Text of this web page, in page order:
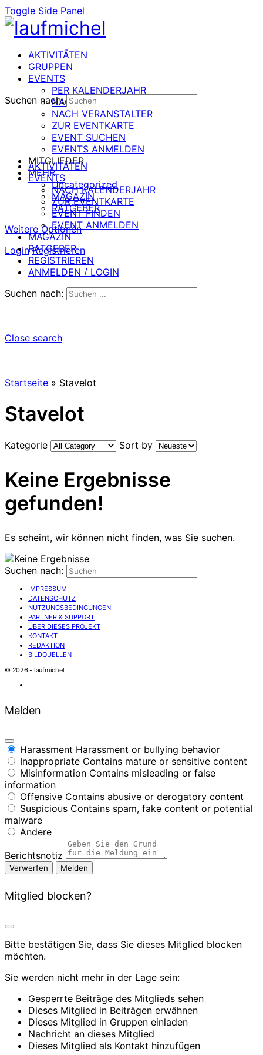
Toggle Side Panel
AKTIVITÄTEN
GRUPPEN
EVENTS
PER KALENDERJAHR
NACH DATUM
NACH VERANSTALTER
ZUR EVENTKARTE
EVENT SUCHEN
EVENTS ANMELDEN
MITGLIEDER
MEHR
Uncategorized
MAGAZIN
RATGEBER
Weitere Optionen
Login Registrieren
Suchen nach:
AKTIVITÄTEN
EVENTS
NACH KALENDERJAHR
ZUR EVENTKARTE
EVENT FINDEN
EVENT ANMELDEN
MAGAZIN
RATGEBER
REGISTRIEREN
ANMELDEN / LOGIN
Suchen nach:
Close search
Startseite » Stavelot
Stavelot
Kategorie Sort by
Keine Ergebnisse
gefunden!
Es scheint, wir können nicht finden, was Sie suchen.
Suchen nach:
IMPRESSUM
DATENSCHUTZ
NUTZUNGSBEDINGUNGEN
PARTNER & SUPPORT
ÜBER DIESES PROJEKT
KONTAKT
REDAKTION
BILDQUELLEN
© 2026 - laufmichel
Melden
Harassment Harassment or bullying behavior
Inappropriate Contains mature or sensitive content
Misinformation Contains misleading or false
information
Offensive Contains abusive or derogatory content
Suspicious Contains spam, fake content or potential
malware
Andere
Berichtsnotiz
Melden
Mitglied blocken?
Bitte bestätigen Sie, dass Sie dieses Mitglied blocken
möchten.
Sie werden nicht mehr in der Lage sein:
Gesperrte Beiträge des Mitglieds sehen
Dieses Mitglied in Beiträgen erwähnen
Dieses Mitglied in Gruppen einladen
Nachricht an dieses Mitglied
Dieses Mitglied als Kontakt hinzufügen